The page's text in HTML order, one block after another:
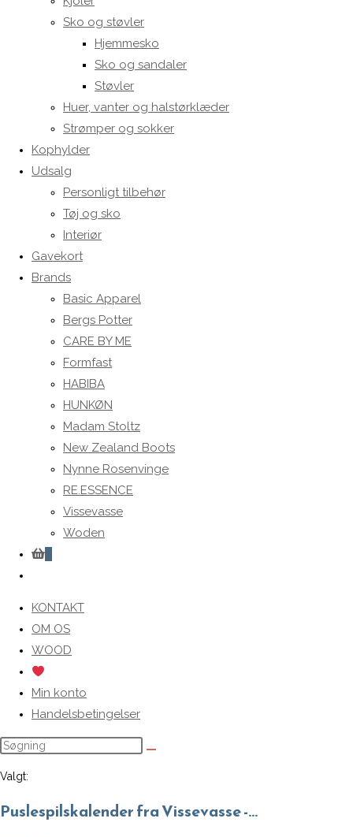
Sko og støvler
Hjemmesko
Sko og sandaler
Støvler
Huer, vanter og halstørklæder
Strømper og sokker
Kophylder
Udsalg
Personligt tilbehør
Tøj og sko
Interiør
Gavekort
Brands
Basic Apparel
Bergs Potter
CARE BY ME
Formfast
HABIBA
HUNKØN
Madam Stoltz
New Zealand Boots
Nynne Rosenvinge
RE.ESSENCE
Vissevasse
Woden
0
search
KONTAKT
OM OS
WOOD
Min konto
Handelsbetingelser
Valgt:
Puslespilskalender fra Vissevasse -…